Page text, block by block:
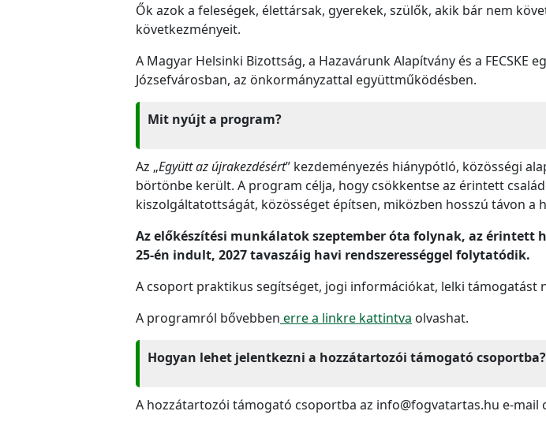
Ők azok a feleségek, élettársak, gyerekek, szülők, akik bár nem
következményeit.
A Magyar Helsinki Bizottság, a Hazavárunk Alapítvány és a
Józsefvárosban, az önkormányzattal együttműködésben.
Mit nyújt a program?
Az „Együtt az újrakezdésért” kezdeményezés hiánypótló, közösségi
börtönbe került. A program célja, hogy csökkentse az érintett
kiszolgáltatottságát, közösséget építsen, miközben hosszú távon a
Az előkészítési munkálatok szeptember óta folynak, az érintett
25-én indult, 2027 tavaszáig havi rendszerességgel folytatódik.
A csoport praktikus segítséget, jogi információkat, lelki támogatást
A programról bővebben erre a linkre kattintva olvashat.
Hogyan lehet jelentkezni a hozzátartozói támogató csoportba?
A hozzátartozói támogató csoportba az info@fogvatartas.hu e-mail